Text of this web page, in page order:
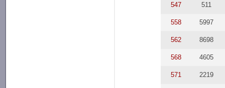
547 511
558 5997
562 8698
568 4605
571 2219